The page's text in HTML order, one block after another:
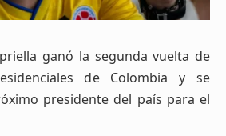
ganó la segunda vuelta de
de Colombia y se
presidente del país para el